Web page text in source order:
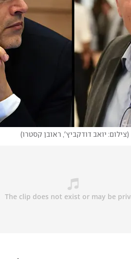
(צילום: יואב דודקביץ', ראובן קסטרו)